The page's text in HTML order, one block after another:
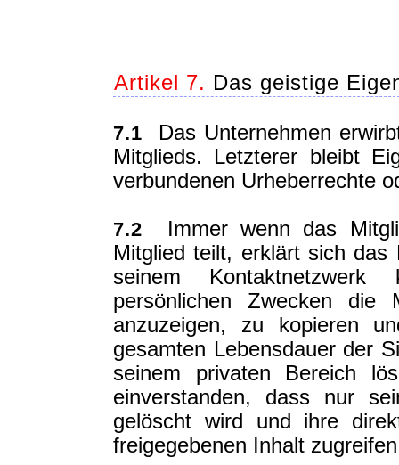
Artikel 7. Das geistige
7.1 Das Unternehmen
Mitglieds. Letzterer bleibt
verbundenen Urheberrechte
7.2 Immer wenn das
Mitglied teilt, erklärt sich das
seinem
persönlichen Zwecken die
anzuzeigen, zu kopieren
gesamten Lebensdauer der
seinem privaten Bereich
einverstanden, dass nur
gelöscht wird und ihre
freigegebenen Inhalt